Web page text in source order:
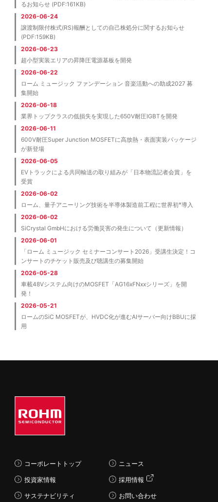
るお知らせ (PDF:161KB)
2026-06-24
譲渡制限付株式(RS)報酬としての自己株処分に関するお知らせ
(PDF:159KB)
2026-06-23
超小型実装エリアの昇降圧電源基板を開発
2026-06-22
ローム ミュージック ファンデーション 音楽活動への助成2027 募
集開始
2026-06-18
業界トップクラスの低損失を実現した650V耐圧IGBTを開発
2026-06-11
600V耐圧Super Junction MOSFETに高放熱・表面実装パッケージ
が新登場
2026-06-05
EVトラックによる共同輸送の取り組みが「日本物流記者会賞」を
受賞
2026-06-02
ローム、量子アニーリング技術を半導体製造前工程に世界初※導入
2026-06-02
SiCrystal GmbHにおける労働災害の発生について（更新情報）
2026-06-01
「ローム ミュージック セミナーコンサート2026」受講生決定！コ
ンサートのチケット販売及び聴講生の募集開始
2026-05-28
車載48Vシステム向けのMOSFET「AG16xFNxxシリーズ」を開
発！
2026-05-21
ロームのSiC MOSFETが、HVDC化が進むAIサーバー向けBBUに採
用
コーポレートトップ
投資家情報
サステナビリティ
ニュース
採用情報
お問い合わせ